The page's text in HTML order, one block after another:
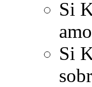
Si
Si